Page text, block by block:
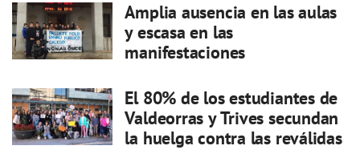
Amplia ausencia en las aulas
y escasa en las
manifestaciones
El 80% de los estudiantes de
Valdeorras y Trives secundan
la huelga contra las reválidas